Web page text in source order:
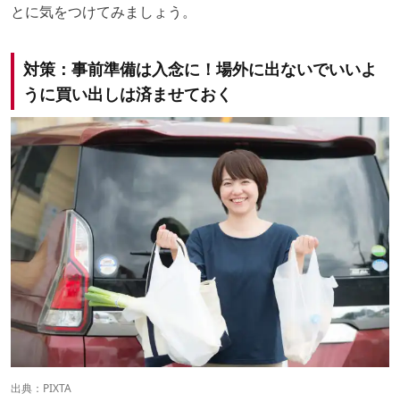
とに気をつけてみましょう。
対策：事前準備は入念に！場外に出ないでいいよ
うに買い出しは済ませておく
出典： PIXTA